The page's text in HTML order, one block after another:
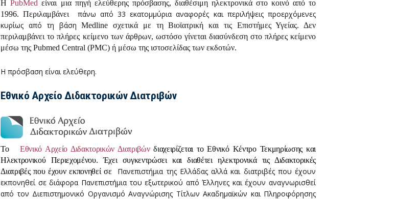
ΗPubMed είναι μια πηγή ελεύθερης πρόσβασης, διαθέσιμη ηλεκτρονικά στο κοινό από το
1996. Περιλαμβάνει πάνω από 33 εκατομμύρια αναφορές και περιλήψεις προερχόμενες
κυρίως από τη βάσηMedline σχετικά με τη Βιοϊατρική και τις Επιστήμες Υγείας. Δεν
περιλαμβάνει το πλήρες κείμενο των άρθρων, ωστόσο γίνεται διασύνδεση στο πλήρες κείμενο
μέσω τηςPubmed Central (PMC) ή μέσω της ιστοσελίδας των εκδοτών.
Η πρόσβαση είναι ελεύθερη.
Εθνικό Αρχείο Διδακτορικών Διατριβών
Το Εθνικό Αρχείο Διδακτορικών Διατριβώνδιαχειρίζεται το Εθνικό Κέντρο Τεκμηρίωσης και
Ηλεκτρονικού Περιεχομένου. Έχει συγκεντρώσει και διαθέτει ηλεκτρονικά τις Διδακτορικές
Διατριβές που έχουν εκπονηθεί σε Πανεπιστήμια της Ελλάδας αλλά και διατριβές που έχουν
εκπονηθεί σε διάφορα Πανεπιστήμια του εξωτερικού από Έλληνες και έχουν αναγνωρισθεί
από τον Διεπιστημονικό Οργανισμό Αναγνώρισης Τίτλων Ακαδημαϊκών και Πληροφόρησης